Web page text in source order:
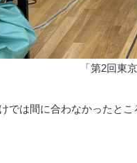
「第2回東
では間に合わなかったと